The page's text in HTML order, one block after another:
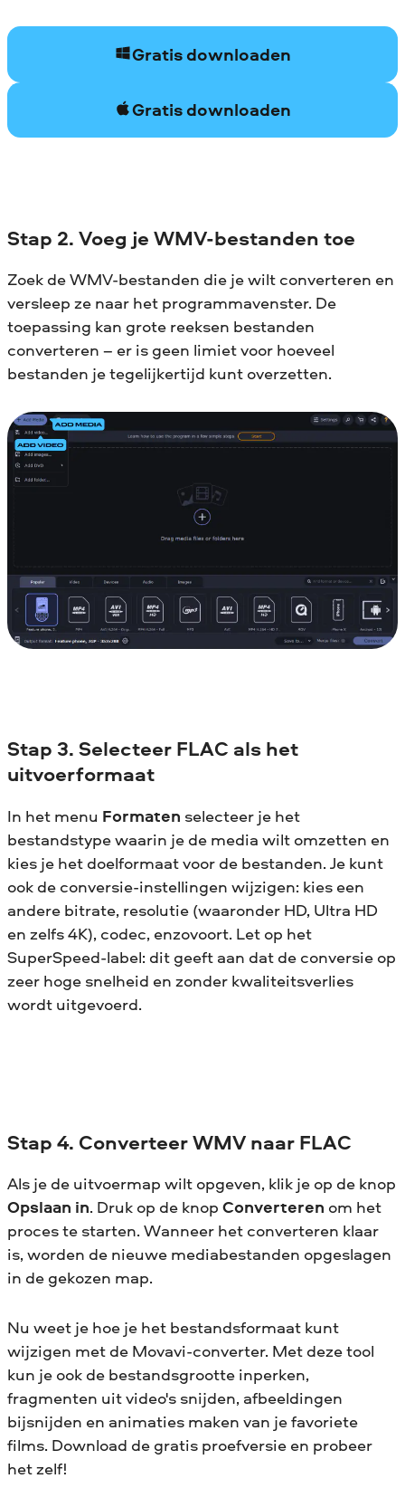
Gratis downloaden
Gratis downloaden
Stap 2. Voeg je WMV-bestanden toe
Zoek de WMV-bestanden die je wilt converteren en
versleep ze naar het programmavenster. De
toepassing kan grote reeksen bestanden
converteren – er is geen limiet voor hoeveel
bestanden je tegelijkertijd kunt overzetten.
Stap 3. Selecteer FLAC als het
uitvoerformaat
In het menu Formaten selecteer je het
bestandstype waarin je de media wilt omzetten en
kies je het doelformaat voor de bestanden. Je kunt
ook de conversie-instellingen wijzigen: kies een
andere bitrate, resolutie (waaronder HD, Ultra HD
en zelfs 4K), codec, enzovoort. Let op het
SuperSpeed-label: dit geeft aan dat de conversie op
zeer hoge snelheid en zonder kwaliteitsverlies
wordt uitgevoerd.
Stap 4. Converteer WMV naar FLAC
Als je de uitvoermap wilt opgeven, klik je op de knop
Opslaan in. Druk op de knop Converteren om het
proces te starten. Wanneer het converteren klaar
is, worden de nieuwe mediabestanden opgeslagen
in de gekozen map.
Nu weet je hoe je het bestandsformaat kunt
wijzigen met de Movavi-converter. Met deze tool
kun je ook de bestandsgrootte inperken,
fragmenten uit video's snijden, afbeeldingen
bijsnijden en animaties maken van je favoriete
films. Download de gratis proefversie en probeer
het zelf!